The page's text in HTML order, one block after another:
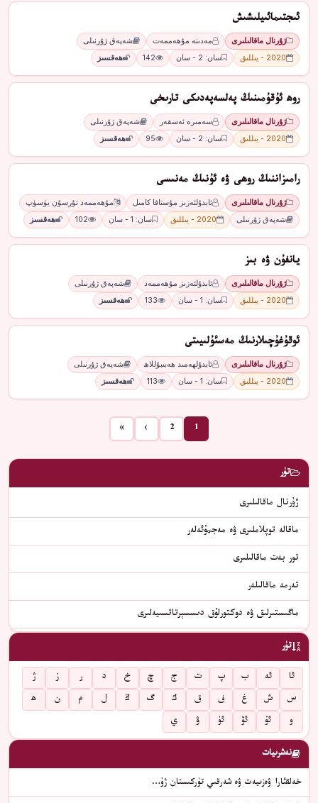
ئىجتىمائىيلىشىش
ژۇرنال ماقالىلىرى مەدىنە مۇھەممەت
شەپەق ژۇرنىلى
2020 - يىللىق
سان: 2 - سان 142 ھەقسىز
روھ ئۇقۇمىنىڭ پەلسەپەدىكى تارىخى
ژۇرنال ماقالىلىرى سەمىرە ئەسقەر
شەپەق ژۇرنىلى
2020 - يىللىق
سان: 2 - سان 95 ھەقسىز
رامىزاننىڭ روھى ۋە ئۇنىڭ مەنىسى
ژۇرنال ماقالىلىرى ئابدۇلئەزىز مۇستافا كامىل
مۇھەممەد تۇرسۇن يۈسۈپ
شەپەق ژۇرنىلى
2020 - يىللىق سان: 1 - سان 102 ھەقسىز
يانفۇن ۋە بىز
ژۇرنال ماقالىلىرى ئابدۇلئەزىز مۇھەممەد
شەپەق ژۇرنىلى
2020 - يىللىق
سان: 1 - سان 133 ھەقسىز
ئوقۇغۇچىلارنىڭ مەسئۇلىيىتى
ژۇرنال ماقالىلىرى ئابدۇلھەمىد ھەبىبۇللاھ
شەپەق ژۇرنىلى
2020 - يىللىق
سان: 1 - سان 113 ھەقسىز
1
2
›
»
تۈر
ژۇرنال ماقالىلىرى
ماقالە توپلاملىرى ۋە مەجمۇئەلەر
تور بەت ماقالىلىرى
تەرمە ماقالىلەر
ماگىستىرلىق ۋە دوكتورلۇق دىسسېرتاتسىيەلىرى
تۈر
ئا ئە ب پ ت ج چ خ د ر ز
ژ
س
ش غ ف ق ك گ ڭ ل م ن
ھ
و
ئۇ ئۆ ئۈ ۋ ي
نەشرىيات
خەلقئارا ۋەزىيەت ۋە شەرقىي تۈركىستان ژۇ…